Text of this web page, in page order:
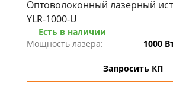
Оптоволоконный лазерный
YLR-1000-U
Есть в наличии
Мощность лазера:
1000
Запросить КП